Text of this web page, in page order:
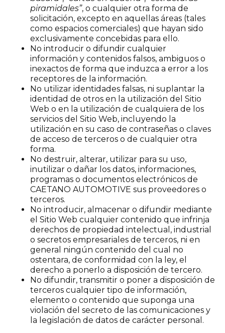
piramidales”, o cualquier otra forma de
solicitación, excepto en aquellas áreas (tales
como espacios comerciales) que hayan sido
exclusivamente concebidas para ello.
No introducir o difundir cualquier
información y contenidos falsos, ambiguos o
inexactos de forma que induzca a error a los
receptores de la información.
No utilizar identidades falsas, ni suplantar la
identidad de otros en la utilización del Sitio
Web o en la utilización de cualquiera de los
servicios del Sitio Web, incluyendo la
utilización en su caso de contraseñas o claves
de acceso de terceros o de cualquier otra
forma.
No destruir, alterar, utilizar para su uso,
inutilizar o dañar los datos, informaciones,
programas o documentos electrónicos de
CAETANO AUTOMOTIVE sus proveedores o
terceros.
No introducir, almacenar o difundir mediante
el Sitio Web cualquier contenido que infrinja
derechos de propiedad intelectual, industrial
o secretos empresariales de terceros, ni en
general ningún contenido del cual no
ostentara, de conformidad con la ley, el
derecho a ponerlo a disposición de tercero.
No difundir, transmitir o poner a disposición de
terceros cualquier tipo de información,
elemento o contenido que suponga una
violación del secreto de las comunicaciones y
la legislación de datos de carácter personal.